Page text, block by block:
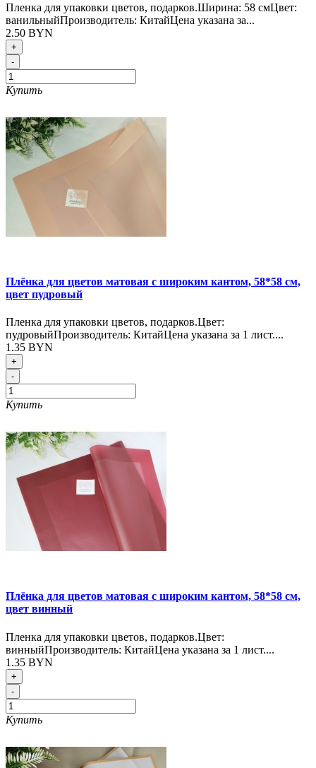
Пленка для упаковки цветов, подарков.Ширина: 58 смЦвет:
ванильныйПроизводитель: КитайЦена указана за...
2.50 BYN
+
-
Купить
Плёнка для цветов матовая с широким кантом, 58*58 см,
цвет пудровый
Пленка для упаковки цветов, подарков.Цвет:
пудровыйПроизводитель: КитайЦена указана за 1 лист....
1.35 BYN
+
-
Купить
Плёнка для цветов матовая с широким кантом, 58*58 см,
цвет винный
Пленка для упаковки цветов, подарков.Цвет:
винныйПроизводитель: КитайЦена указана за 1 лист....
1.35 BYN
+
-
Купить